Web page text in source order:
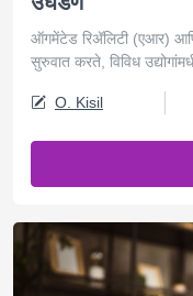
ऑगमेंटेड रिअ‍ॅलिटी (एआर)
सुरुवात करते, विविध
O. Kisil